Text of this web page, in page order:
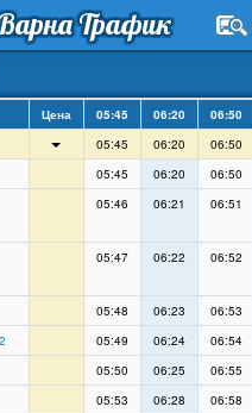
Трафик
Цена 05:45 06:20 06:50
05:45 06:20 06:50
05:45 06:20 06:50
05:46 06:21 06:51
05:47 06:22 06:52
05:48 06:23 06:53
05:49 06:24 06:54
05:50 06:25 06:55
05:53 06:28 06:58